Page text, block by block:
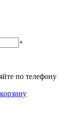
+
по